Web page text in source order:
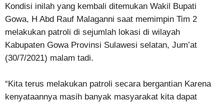
Kondisi inilah yang kembali ditemukan Wakil Bupati
Gowa, H Abd Rauf Malaganni saat memimpin Tim 2
melakukan patroli di sejumlah lokasi di wilayah
Kabupaten Gowa Provinsi Sulawesi selatan, Jum’at
(30/7/2021) malam tadi.
“Kita terus melakukan patroli secara bergantian Karena
kenyataannya masih banyak masyarakat kita dapat